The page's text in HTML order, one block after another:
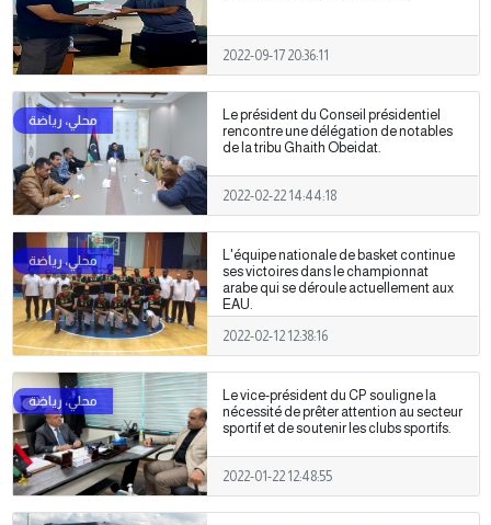
2022-09-17 20:36:11
Le président du Conseil présidentiel
rencontre une délégation de notables
de la tribu Ghaith Obeidat.
2022-02-22 14:44:18
L'équipe nationale de basket continue
ses victoires dans le championnat
arabe qui se déroule actuellement aux
EAU.
2022-02-12 12:38:16
Le vice-président du CP souligne la
nécessité de prêter attention au secteur
sportif et de soutenir les clubs sportifs.
2022-01-22 12:48:55